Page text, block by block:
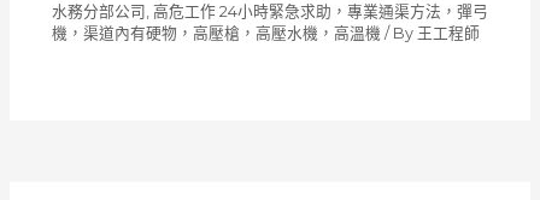
水務分部公司 高危工作 24小時緊急求助，專業通渠方法，彈弓
機，渠道內有硬物，高壓槍，高壓水機，高溫機 / By 王工程師